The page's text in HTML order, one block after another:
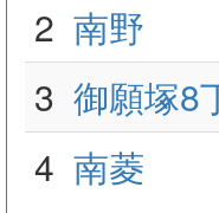
2 南野
3 御願塚8
4 南菱